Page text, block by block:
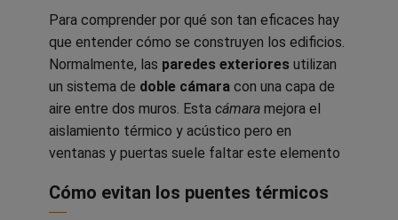
Para comprender por qué son tan eficaces hay
que entender cómo se construyen los edificios.
Normalmente, las paredes exteriores utilizan
un sistema de doble cámara con una capa de
aire entre dos muros. Esta cámara mejora el
aislamiento térmico y acústico pero en
ventanas y puertas suele faltar este elemento
Cómo evitan los puentes térmicos